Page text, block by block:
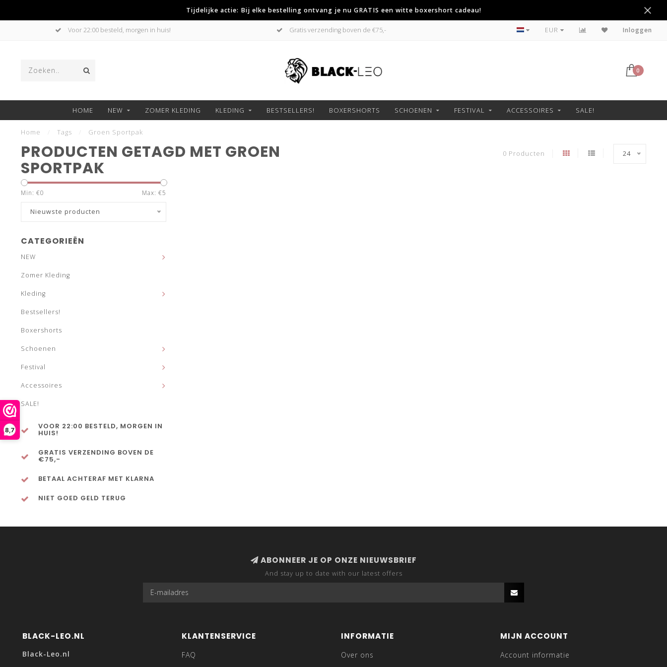
8,7
Tijdelijke actie: Bij elke bestelling ontvang je nu GRATIS een witte boxershort cadeau!
Voor 22:00 besteld, morgen in huis! Gratis verzending boven de €75,- Betaal achteraf met Klarna
EUR Inloggen
0
HOME NEW ZOMER KLEDING KLEDING BESTSELLERS! BOXERSHORTS SCHOENEN FESTIVAL ACCESSOIRES SALE!
Home Tags Groen Sportpak
PRODUCTEN GETAGD MET GROEN
SPORTPAK
0 Producten 24
Min: €0 Max: €5
Nieuwste producten
CATEGORIEËN
NEW
Zomer Kleding
Kleding
Bestsellers!
Boxershorts
Schoenen
Festival
Accessoires
SALE!
VOOR 22:00 BESTELD, MORGEN IN
HUIS!
GRATIS VERZENDING BOVEN DE
€75,-
BETAAL ACHTERAF MET KLARNA
NIET GOED GELD TERUG
ABONNEER JE OP ONZE NIEUWSBRIEF
And stay up to date with our latest offers
BLACK-LEO.NL
Black-Leo.nl
KLANTENSERVICE
FAQ
INFORMATIE
Over ons
MIJN ACCOUNT
Account informatie